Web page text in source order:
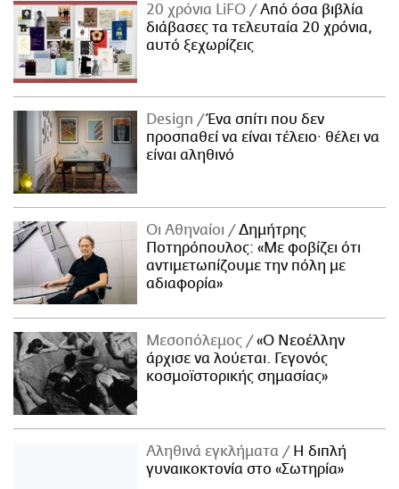
20 χρόνια LiFO
Από όσα βιβλία
διάβασες τα τελευταία 20 χρόνια,
αυτό ξεχωρίζεις
Design
Ένα σπίτι που δεν
προσπαθεί να είναι τέλειο· θέλει να
είναι αληθινό
Οι Αθηναίοι
Δημήτρης
Ποτηρόπουλος: «Με φοβίζει ότι
αντιμετωπίζουμε την πόλη με
αδιαφορία»
Μεσοπόλεμος
«Ο Νεοέλλην
άρχισε να λούεται. Γεγονός
κοσμοϊστορικής σημασίας»
Αληθινά εγκλήματα
Η διπλή
γυναικοκτονία στο «Σωτηρία»